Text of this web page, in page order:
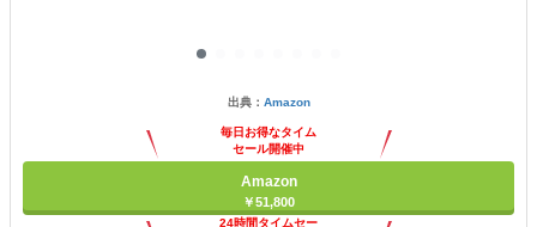
出典： Amazon
毎日お得なタイム
セール開催中
Amazon
￥51,800
24時間タイムセー